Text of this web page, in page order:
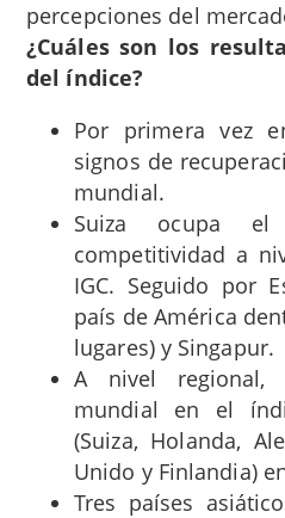
percepciones del
¿Cuáles son los
del índice?
Por primera vez
signos de
mundial.
Suiza ocupa
competitividad a
IGC. Seguido por
país de América
lugares) y Singapur.
A nivel
mundial en el
(Suiza, Holanda,
Unido y Finlandia)
Tres países